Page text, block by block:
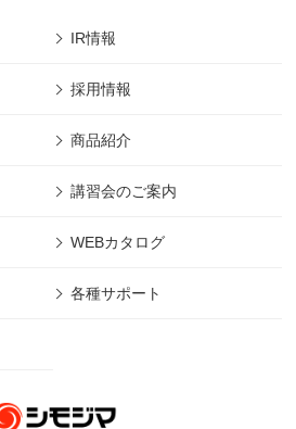
IR情報
採用情報
商品紹介
講習会のご案内
WEBカタログ
各種サポート